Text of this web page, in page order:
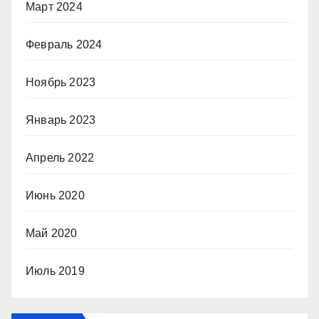
Март 2024
Февраль 2024
Ноябрь 2023
Январь 2023
Апрель 2022
Июнь 2020
Май 2020
Июль 2019